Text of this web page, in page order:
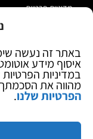
באתר זה נעשה
איסוף מידע
במדיניות
מהווה את הסכמתך
הפרטיות שלנו.
מדיניות פרטיות
בלוג